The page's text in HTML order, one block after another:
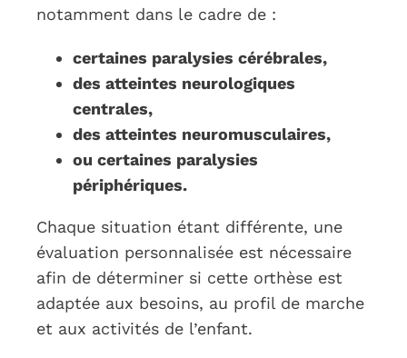
notamment dans le cadre de :
certaines paralysies cérébrales,
des atteintes neurologiques
centrales,
des atteintes neuromusculaires,
ou certaines paralysies
périphériques.
Chaque situation étant différente, une
évaluation personnalisée est nécessaire
afin de déterminer si cette orthèse est
adaptée aux besoins, au profil de marche
et aux activités de l’enfant.